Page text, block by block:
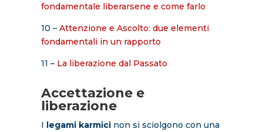
fondamentale liberarsene e come farlo
10 – Attenzione e Ascolto: due elementi
fondamentali in un rapporto
11 – La liberazione dal Passato
Accettazione e
liberazione
I legami karmicinon si sciolgono con una